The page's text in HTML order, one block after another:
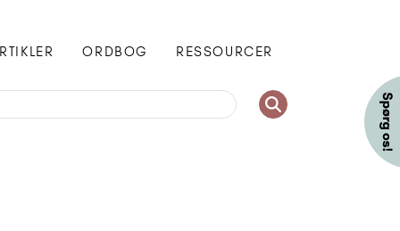
ORDBOG RESSOURCER